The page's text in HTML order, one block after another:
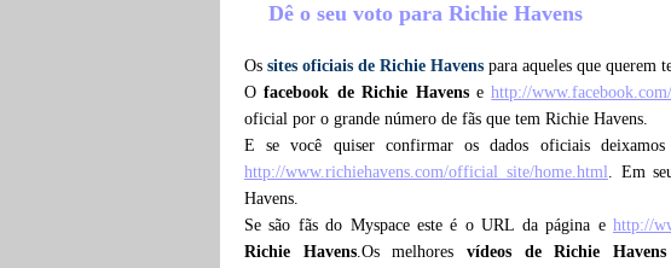
Dê o seu voto para Richie Havens
Os sites oficiais de Richie Havens para aqueles que querem
Ofacebook de Richie Havensehttp://
oficial por o grande número de fãs que tem Richie Havens.
E se você quiser confirmar os dados oficiais
http://www.richiehavens.com/official_site/home.html. Em
Havens.
Se são fãs do Myspace este é o URL da página e http://
Richie Havens.Os melhores vídeos de Richie